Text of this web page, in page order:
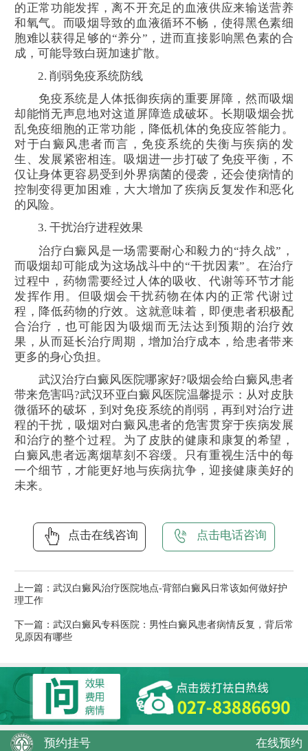
的正常功能发挥，离不开充足的血液供应来输送营养
和氧气。而吸烟导致的血液循环不畅，使得黑色素细
胞难以获得足够的“养分”，进而直接影响黑色素的合
成，可能导致白斑加速扩散。
2. 削弱免疫系统防线
免疫系统是人体抵御疾病的重要屏障，然而吸烟
却能悄无声息地对这道屏障造成破坏。长期吸烟会扰
乱免疫细胞的正常功能，降低机体的免疫应答能力。
对于白癜风患者而言，免疫系统的失衡与疾病的发
生、发展紧密相连。吸烟进一步打破了免疫平衡，不
仅让身体更容易受到外界病菌的侵袭，还会使病情的
控制变得更加困难，大大增加了疾病反复发作和恶化
的风险。
3. 干扰治疗进程效果
治疗白癜风是一场需要耐心和毅力的“持久战”，
而吸烟却可能成为这场战斗中的“干扰因素”。在治疗
过程中，药物需要经过人体的吸收、代谢等环节才能
发挥作用。但吸烟会干扰药物在体内的正常代谢过
程，降低药物的疗效。这就意味着，即便患者积极配
合治疗，也可能因为吸烟而无法达到预期的治疗效
果，从而延长治疗周期，增加治疗成本，给患者带来
更多的身心负担。
武汉治疗白癜风医院哪家好?吸烟会给白癜风患者
带来危害吗?武汉环亚白癜风医院温馨提示：从对皮肤
微循环的破坏，到对免疫系统的削弱，再到对治疗进
程的干扰，吸烟对白癜风患者的危害贯穿于疾病发展
和治疗的整个过程。为了皮肤的健康和康复的希望，
白癜风患者远离烟草刻不容缓。只有重视生活中的每
一个细节，才能更好地与疾病抗争，迎接健康美好的
未来。
点击在线咨询 点击电话咨询
上一篇： 武汉白癜风治疗医院地点-背部白癜风日常该如何做好护
理工作
下一篇： 武汉白癜风专科医院：男性白癜风患者病情反复，背后常
见原因有哪些
预约挂号 在线预约